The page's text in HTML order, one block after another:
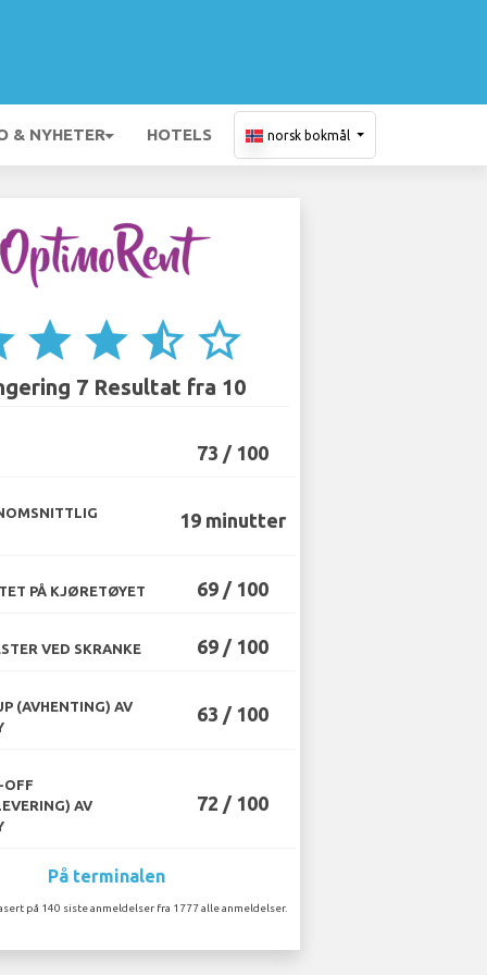
& NYHETER HOTELS norsk bokmål
star star star_half star_border
7 Resultat fra 10
73 / 100
19 minutter
PÅ KJØRETØYET 69 / 100
VED SKRANKE 69 / 100
(AVHENTING) AV
63 / 100
OFF
AV
72 / 100
På terminalen
på 140 siste anmeldelser fra 1777 alle anmeldelser.